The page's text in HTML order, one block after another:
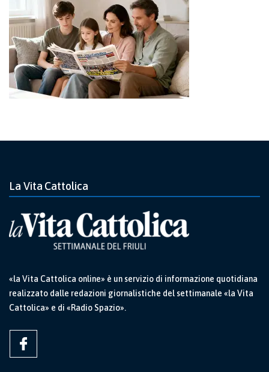
La Vita Cattolica
«la Vita Cattolica online» è un servizio di informazione quotidiana
realizzato dalle redazioni giornalistiche del settimanale «la Vita
Cattolica» e di «Radio Spazio».